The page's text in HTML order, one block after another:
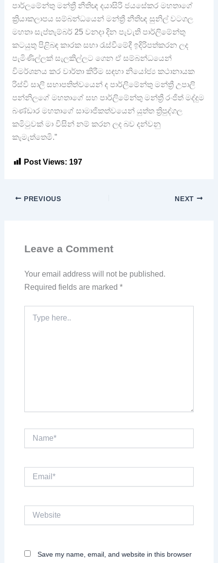
පාර්ලමේන්තු මන්ත්‍රී නීතිඥ දයාසිරි ජයසේකර මහතාගේ
ක්‍රියාකලාපය සම්බන්ධයෙන් මන්ත්‍රී නීතිඥ සුනිල් වටගල
මහතා සැප්තැම්බර් 25 වනදා දින පැවැති පාර්ලිමේන්තු
කටයුතු පිළිබඳ කාරක සභා රැස්වීමේදී ඉදිරිපත්කරන ලද
පැමිණිල්ලක් සැලකිල්ලට ගෙන ඒ සම්බන්ධයෙන්
විමර්ශනය කර වාර්තා කිරීම සඳහා නියෝජ්‍ය කථානායක
රිස්වි සාලි සභාපතිත්වයෙන් ද පාර්ලිමේන්තු මන්ත්‍රී උපාලි
පන්නිලගේ මහතාගේ සහ පාර්ලිමේන්තු මන්ත්‍රී රංජිත් මද්දුම
බණ්ඩාර මහතාගේ සාමාජිකත්වයෙන් යුත්ත ත්‍රිපුද්ගල
කමිටුවක් මා විසින් නම් කරන ලද බව දන්වනු
කැමැත්තෙමි.”
Post Views: 197
PREVIOUS NEXT
Leave a Comment
Your email address will not be published.
Required fields are marked *
here..
Save my name, email, and website in this browser